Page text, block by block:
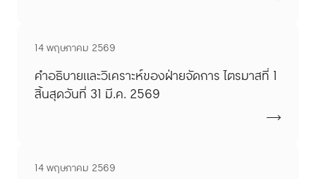
14 พฤษภาคม 2569
คำอธิบายและวิเคราะห์ของฝ่ายจัดการ ไตรมาสที่ 1
สิ้นสุดวันที่ 31 มี.ค. 2569
14 พฤษภาคม 2569